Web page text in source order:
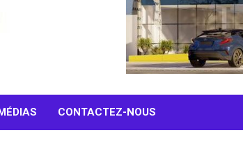
CONTACTEZ-NOUS